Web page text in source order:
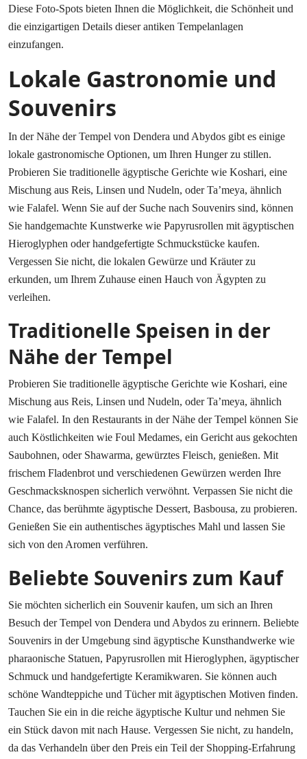
Diese Foto-Spots bieten Ihnen die Möglichkeit, die Schönheit und
die einzigartigen Details dieser antiken Tempelanlagen
einzufangen.
Lokale Gastronomie und
Souvenirs
In der Nähe der Tempel von Dendera und Abydos gibt es einige
lokale gastronomische Optionen, um Ihren Hunger zu stillen.
Probieren Sie traditionelle ägyptische Gerichte wie Koshari, eine
Mischung aus Reis, Linsen und Nudeln, oder Ta’meya, ähnlich
wie Falafel. Wenn Sie auf der Suche nach Souvenirs sind, können
Sie handgemachte Kunstwerke wie Papyrusrollen mit ägyptischen
Hieroglyphen oder handgefertigte Schmuckstücke kaufen.
Vergessen Sie nicht, die lokalen Gewürze und Kräuter zu
erkunden, um Ihrem Zuhause einen Hauch von Ägypten zu
verleihen.
Traditionelle Speisen in der
Nähe der Tempel
Probieren Sie traditionelle ägyptische Gerichte wie Koshari, eine
Mischung aus Reis, Linsen und Nudeln, oder Ta’meya, ähnlich
wie Falafel. In den Restaurants in der Nähe der Tempel können Sie
auch Köstlichkeiten wie Foul Medames, ein Gericht aus gekochten
Saubohnen, oder Shawarma, gewürztes Fleisch, genießen. Mit
frischem Fladenbrot und verschiedenen Gewürzen werden Ihre
Geschmacksknospen sicherlich verwöhnt. Verpassen Sie nicht die
Chance, das berühmte ägyptische Dessert, Basbousa, zu probieren.
Genießen Sie ein authentisches ägyptisches Mahl und lassen Sie
sich von den Aromen verführen.
Beliebte Souvenirs zum Kauf
Sie möchten sicherlich ein Souvenir kaufen, um sich an Ihren
Besuch der Tempel von Dendera und Abydos zu erinnern. Beliebte
Souvenirs in der Umgebung sind ägyptische Kunsthandwerke wie
pharaonische Statuen, Papyrusrollen mit Hieroglyphen, ägyptischer
Schmuck und handgefertigte Keramikwaren. Sie können auch
schöne Wandteppiche und Tücher mit ägyptischen Motiven finden.
Tauchen Sie ein in die reiche ägyptische Kultur und nehmen Sie
ein Stück davon mit nach Hause. Vergessen Sie nicht, zu handeln,
da das Verhandeln über den Preis ein Teil der Shopping-Erfahrung